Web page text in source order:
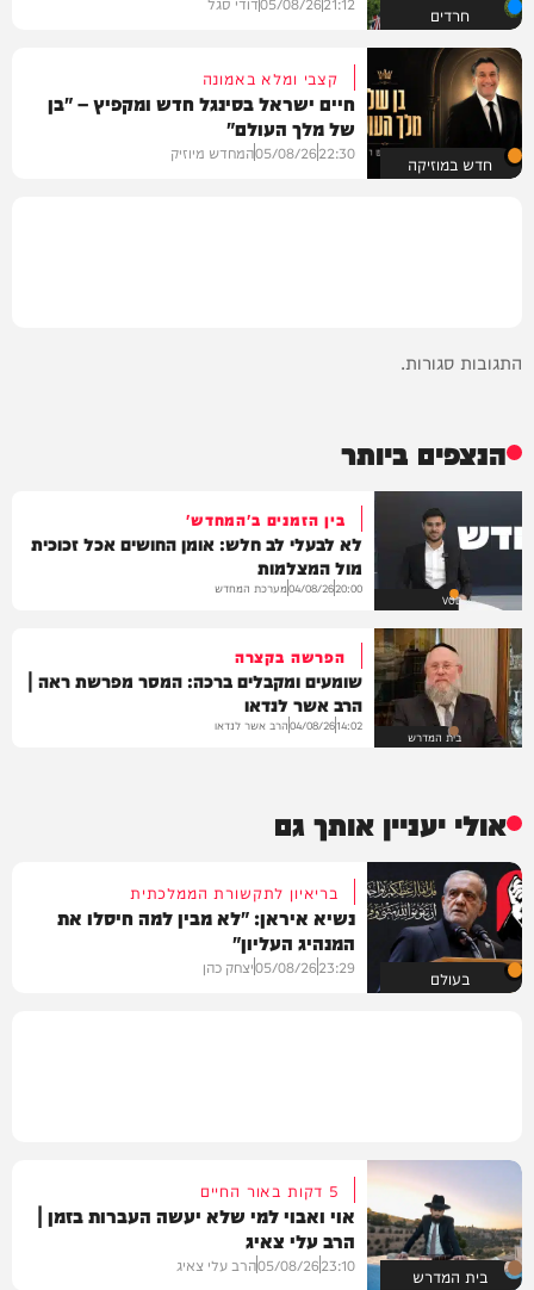
חרדים
חדש במוזיקה
קצבי ומלא באמונה
חיים ישראל בסינגל חדש ומקפיץ – "בן
של מלך העולם"
22:30
05/08/26המחדש מיוזיק
התגובות סגורות.
הנצפים ביותר
VOD
בין הזמנים ב'המחדש'
לא לבעלי לב חלש: אומן החושים אכל זכוכית
מול המצלמות
20:00
04/08/26מערכת המחדש
בית המדרש
הפרשה בקצרה
שומעים ומקבלים ברכה: המסר מפרשת ראה |
הרב אשר לנדאו
14:02
04/08/26הרב אשר לנדאו
אולי יעניין אותך גם
בעולם
בריאיון לתקשורת הממלכתית
נשיא איראן: "לא מבין למה חיסלו את
המנהיג העליון"
23:29
05/08/26יצחק כהן
בית המדרש
5 דקות באור החיים
אוי ואבוי למי שלא יעשה העברות בזמן |
הרב עלי צאיג
23:10
05/08/26הרב עלי צאיג